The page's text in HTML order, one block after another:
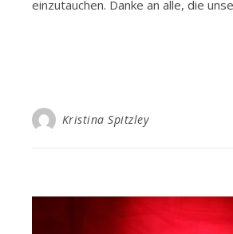
einzutauchen. Danke an alle, die
Kristina Spitzley